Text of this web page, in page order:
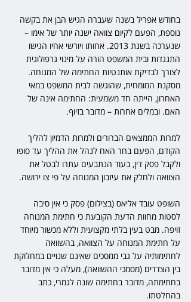
בחודש אפריל בשנה שעברה הגיש הבן את בקשה
נוספת, הפעם לקיום צוואה ישנה יותר של אימו –
שנערכה בשנת 2013. אחותו ויורשי אחיו הגישו
התנגדות ובית המשפט הורה על מינוי גרפולוגית
לצורך לבדיקת אותנטיות החתימה של המנוחה.
מסקנת המומחית, שהוגשה לבית המשפט במאי
האחרון, הייתה חד משמעית: החתימה אינה של
האם. ובמלים אחרות – מדובר בזיוף.
למרות הממצאים הברורים ולמרות הדמיון להליך
הקודם, הפעם בחר האח לנהל את ההליך עד סופו
ולקבל פסק דין, בעוד הנתבעים עתרו לבטל את
הצוואה ולחלק את עיזבון המנוחה על פי צו ירושה.
השופט עובד אליאס (בצילום) פסק כי אין סיבה
לסטות מחוות הדעת הקובעת כי חתימת המנוחה
זויפה. מבט בעין בלתי מקצועית וללא מכשור מיוחד
על חתימת המנוחה על הצוואה, בהשוואה
לחתימותיה על גבי ממסכים שאינם שנויים במחלוקת
בין הצדדים (מסמכי ההשוואה), מעלה כי אין מדובר
בחתימתה, מדובר בחתימה שונה לגמרי, כתב
בהחלטתו.